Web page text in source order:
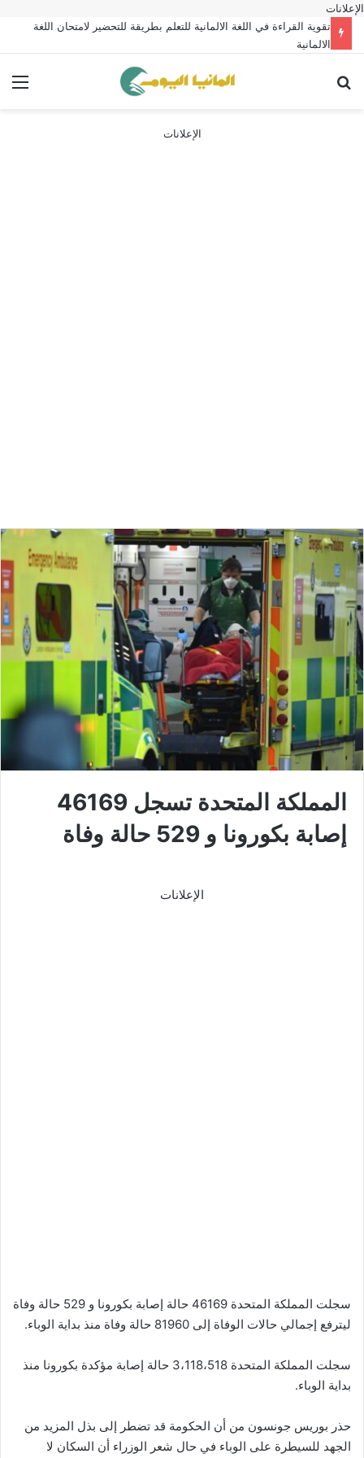
الإعلانات
تقوية القراءة في اللغة الالمانية للتعلم بطريقة للتحضير لامتحان اللغة
الالمانية
الإعلانات
المملكة المتحدة تسجل 46169
إصابة بكورونا و 529 حالة وفاة
الإعلانات
سجلت المملكة المتحدة 46169 حالة إصابة بكورونا و 529 حالة وفاة
ليترفع إجمالي حالات الوفاة إلى 81960 حالة وفاة منذ بداية الوباء.
سجلت المملكة المتحدة 3،118،518 حالة إصابة مؤكدة بكورونا منذ
بداية الوباء.
حذر بوريس جونسون من أن الحكومة قد تضطر إلى بذل المزيد من
الجهد للسيطرة على الوباء في حال شعر الوزراء أن السكان لا